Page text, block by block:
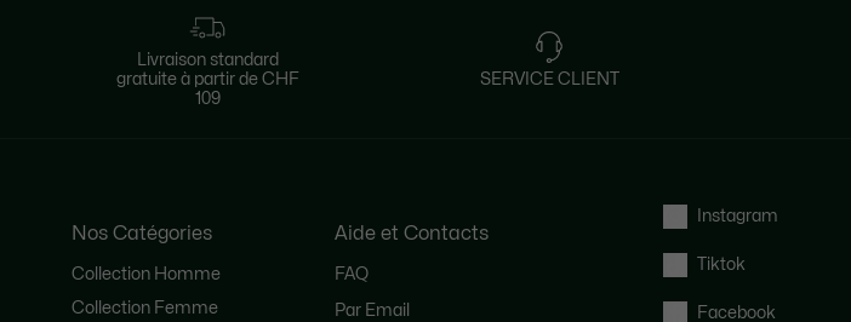
Livraison standard
gratuite à partir de CHF
109
SERVICE CLIENT
Nos Catégories
Collection Homme
Collection Femme
Aide et Contacts
FAQ
Par Email
Instagram
Tiktok
Facebook